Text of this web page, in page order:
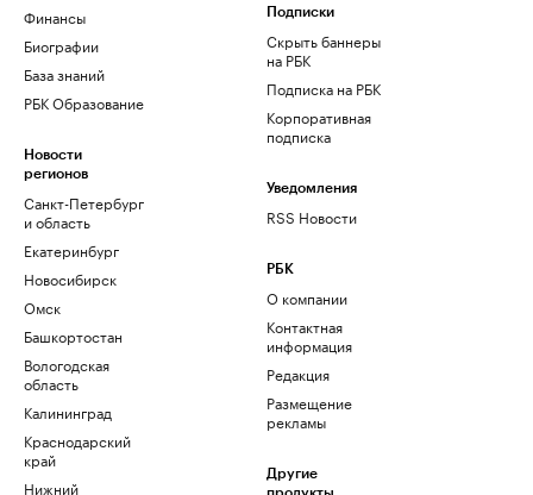
Финансы
Биографии
База знаний
РБК Образование
Новости
регионов
Санкт-Петербург
и область
Екатеринбург
Новосибирск
Омск
Башкортостан
Вологодская
область
Калининград
Краснодарский
край
Нижний
Подписки
Скрыть баннеры
на РБК
Подписка на РБК
Корпоративная
подписка
Уведомления
RSS Новости
РБК
О компании
Контактная
информация
Редакция
Размещение
рекламы
Другие